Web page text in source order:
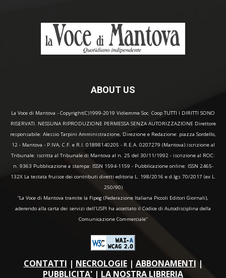
ABOUT US
La Voce di Mantova - Copyright(C)1999-2019 Vidiemme Soc. Coop TUTTI I DIRITTI SONO
RISERVATI. NESSUNA RIPRODUZIONE PERMESSA SENZA AUTORIZZAZIONE Direttore
responsabile: Alessio Tarpini Amministrazione, Direzione e Redazione: piazza Sordello,
12 - Mantova - P.IVA, C.F. e R.I. 01898140205 - R.E.A. 0207279 (Mantova) iscrizione al
Tribunale: iscritta al Tribunale di Mantova al n. 25 del 30/11/1992 - iscrizione al ROC:
n. 9363 Pubblicazione a stampa: ISSN 1594-1159 - Pubblicazione online: ISSN 2465-
132X La testata fruisce dei contributi diretti editoria L. 198/2016 e d.lgs 70/2017 (ex L.
250/90)
“La Voce di Mantova tramite la Fipeg (Federazione Italiana Piccoli Editori Giornali),
aderendo alla carta dei servizi dell'USPI ha accettato il Codice di Autodisciplina della
Comunicazione Commerciale"
CONTATTI | NECROLOGIE| ABBONAMENTI |
PUBBLICITA' | LA NOSTRA LIBRERIA